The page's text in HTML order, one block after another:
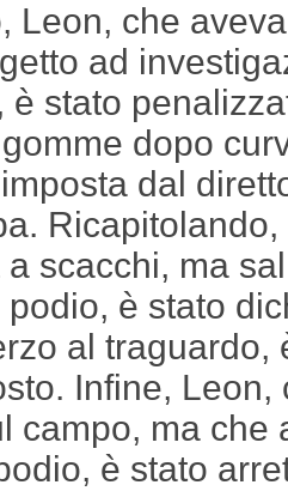
Leon, che
ad
è stato
dopo
dal
a scacchi, ma
è stato
al traguardo,
Infine, Leon,
campo, ma che
è stato